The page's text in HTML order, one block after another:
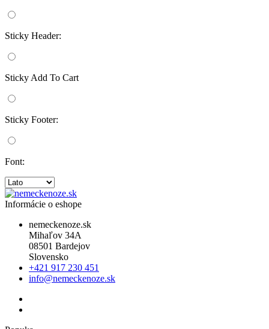
Sticky Header:
Sticky Add To Cart
Sticky Footer:
Font:
Informácie o eshope
nemeckenoze.sk
Mihaľov 34A
08501 Bardejov
Slovensko
+421 917 230 451
info@nemeckenoze.sk